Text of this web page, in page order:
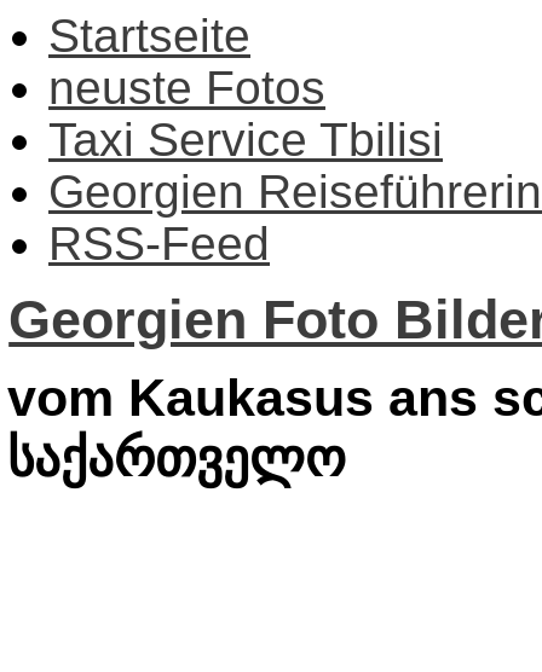
Startseite
neuste Fotos
Taxi Service Tbilisi
Georgien Reiseführerin
RSS-Feed
Georgien Foto
vom Kaukasus ans
საქართველო